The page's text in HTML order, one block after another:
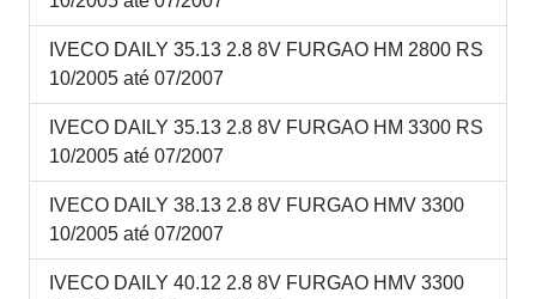
IVECO DAILY 35.13 2.8 8V FURGAO HM 2800 RS
10/2005 até 07/2007
IVECO DAILY 35.13 2.8 8V FURGAO HM 3300 RS
10/2005 até 07/2007
IVECO DAILY 38.13 2.8 8V FURGAO HMV 3300
10/2005 até 07/2007
IVECO DAILY 40.12 2.8 8V FURGAO HMV 3300